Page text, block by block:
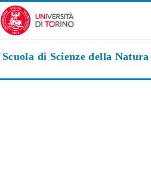
Vai al contenuto principale
Scuola di Scienze della Natura